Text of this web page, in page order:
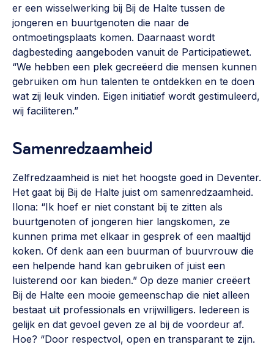
Omgevingswet en gebiedsontwikkeling
invoering omgevingswet, participatie,
gebiedsontwikkeling>
er een wisselwerking bij Bij de Halte tussen de
jongeren en buurtgenoten die naar de
ontmoetingsplaats komen. Daarnaast wordt
dagbesteding aangeboden vanuit de Participatiewet.
“We hebben een plek gecreëerd die mensen kunnen
gebruiken om hun talenten te ontdekken en te doen
wat zij leuk vinden. Eigen initiatief wordt gestimuleerd,
wij faciliteren.”
Samenredzaamheid
Zelfredzaamheid is niet het hoogste goed in Deventer.
Het gaat bij Bij de Halte juist om samenredzaamheid.
Ilona: “Ik hoef er niet constant bij te zitten als
buurtgenoten of jongeren hier langskomen, ze
kunnen prima met elkaar in gesprek of een maaltijd
koken. Of denk aan een buurman of buurvrouw die
een helpende hand kan gebruiken of juist een
luisterend oor kan bieden.” Op deze manier creëert
Bij de Halte een mooie gemeenschap die niet alleen
bestaat uit professionals en vrijwilligers. Iedereen is
gelijk en dat gevoel geven ze al bij de voordeur af.
Hoe? “Door respectvol, open en transparant te zijn.